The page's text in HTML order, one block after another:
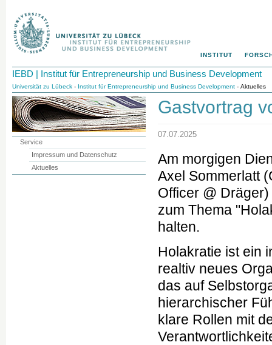
INSTITUT
IEBD | Institut für Entrepreneurship und Business Development
Universität zu Lübeck - Institut für Entrepreneurship und Business Development - Aktuelles
Gastvortrag
07.07.2025
Am morgigen
Axel Sommerlatt
Officer @
zum Thema
halten.
Holakratie ist ein
realtiv neues
das auf
hierarchischer
klare Rollen mit
Service
Impressum und Datenschutz
Aktuelles